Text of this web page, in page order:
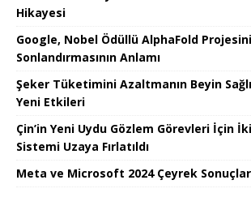
Hikayesi
Google, Nobel Ödüllü AlphaFold
Sonlandırmasının Anlamı
Şeker Tüketimini Azaltmanın Beyin
Yeni Etkileri
Çin’in Yeni Uydu Gözlem Görevleri İçin
Sistemi Uzaya Fırlatıldı
Meta ve Microsoft 2024 Çeyrek